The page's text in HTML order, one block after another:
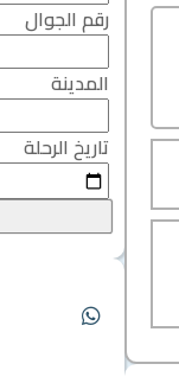
رقم الجوال
المدينة
تاريخ الرحلة